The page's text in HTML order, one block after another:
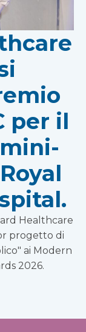
per il
Healthcare
progetto di
ai Modern
2026.